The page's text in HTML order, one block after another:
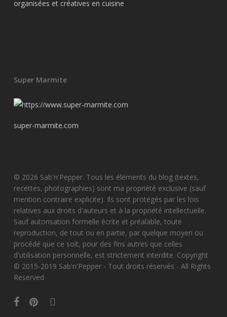
Super Marmite
super-marmite.com
© 2026 Sab'n'Pepper. Tous les éléments du blog (textes,
recettes, photographies) sont ma propriété exclusive (sauf
mention contraire explicite). Ils sont protégés par les lois
relatives aux droits d'auteurs et à la propriété intellectuelle.
Sauf autorisation formelle écrite et préalable, toute
reproduction, de tout ou en partie, par quelque moyen ou
procédé que ce soit, pour des fins autres que celles
d'utilisation personnelle, est strictement interdite. Copyright
© 2015-2019 Sab'n'Pepper - Tout droits réservés - All Rights
Reserved
facebookpinterestinstagram